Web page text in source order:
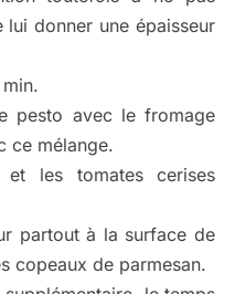
donner une épaisseur
pesto avec le fromage
ce mélange.
et les tomates cerises
partout à la surface de
copeaux de parmesan.